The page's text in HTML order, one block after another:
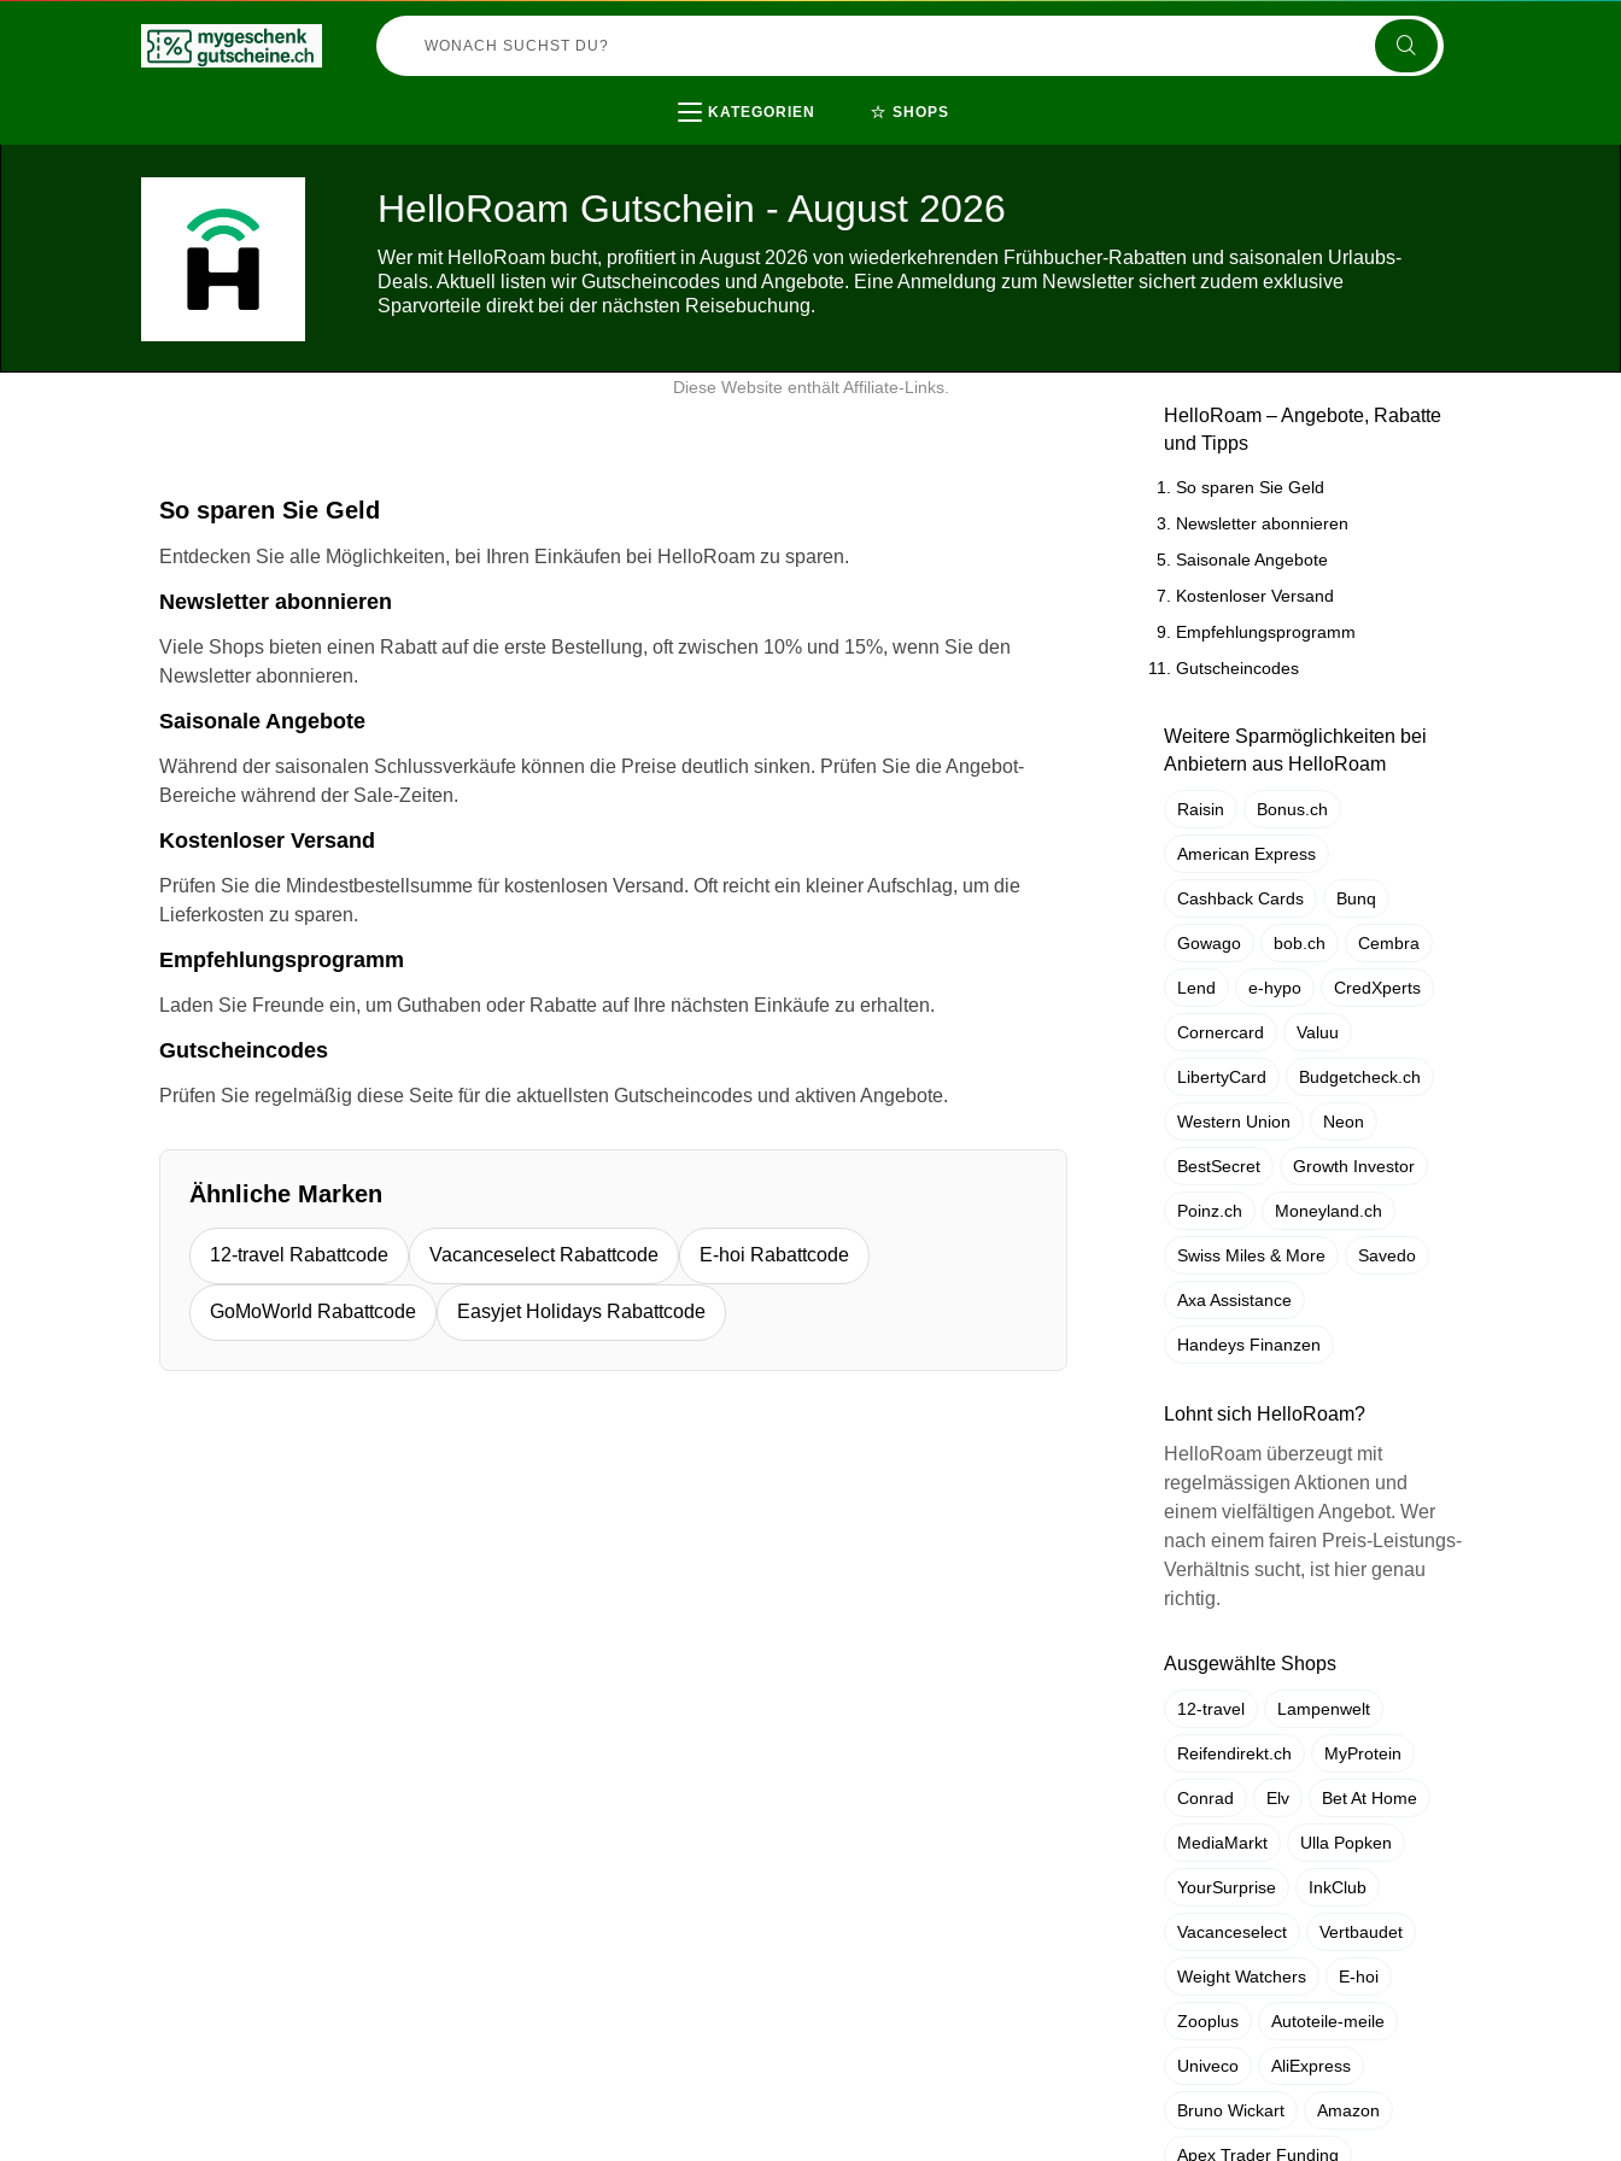
KATEGORIEN ⭐ SHOPS
HelloRoam Gutschein - August 2026
Wer mit HelloRoam bucht, profitiert in August 2026 von wiederkehrenden Frühbucher-Rabatten und saisonalen Urlaubs-
Deals. Aktuell listen wir Gutscheincodes und Angebote. Eine Anmeldung zum Newsletter sichert zudem exklusive
Sparvorteile direkt bei der nächsten Reisebuchung.
Diese Website enthält Affiliate-Links.
So sparen Sie Geld
Entdecken Sie alle Möglichkeiten, bei Ihren Einkäufen bei HelloRoam zu sparen.
Newsletter abonnieren
Viele Shops bieten einen Rabatt auf die erste Bestellung, oft zwischen 10% und 15%, wenn Sie den
Newsletter abonnieren.
Saisonale Angebote
Während der saisonalen Schlussverkäufe können die Preise deutlich sinken. Prüfen Sie die Angebot-
Bereiche während der Sale-Zeiten.
Kostenloser Versand
Prüfen Sie die Mindestbestellsumme für kostenlosen Versand. Oft reicht ein kleiner Aufschlag, um die
Lieferkosten zu sparen.
Empfehlungsprogramm
Laden Sie Freunde ein, um Guthaben oder Rabatte auf Ihre nächsten Einkäufe zu erhalten.
Gutscheincodes
Prüfen Sie regelmäßig diese Seite für die aktuellsten Gutscheincodes und aktiven Angebote.
Ähnliche Marken
12-travel Rabattcode Vacanceselect Rabattcode E-hoi Rabattcode
GoMoWorld Rabattcode Easyjet Holidays Rabattcode
HelloRoam – Angebote, Rabatte
und Tipps
So sparen Sie Geld
Newsletter abonnieren
Saisonale Angebote
Kostenloser Versand
Empfehlungsprogramm
Gutscheincodes
Weitere Sparmöglichkeiten bei
Anbietern aus HelloRoam
Raisin Bonus.ch
American Express
Cashback Cards Bunq
Gowago bob.ch Cembra
Lend e-hypo CredXperts
Cornercard Valuu
LibertyCard Budgetcheck.ch
Western Union Neon
BestSecret Growth Investor
Poinz.ch Moneyland.ch
Swiss Miles & More Savedo
Axa Assistance
Handeys Finanzen
Lohnt sich HelloRoam?
HelloRoam überzeugt mit
regelmässigen Aktionen und
einem vielfältigen Angebot. Wer
nach einem fairen Preis-Leistungs-
Verhältnis sucht, ist hier genau
richtig.
Ausgewählte Shops
12-travel Lampenwelt
Reifendirekt.ch MyProtein
Conrad Elv Bet At Home
MediaMarkt Ulla Popken
YourSurprise InkClub
Vacanceselect Vertbaudet
Weight Watchers E-hoi
Zooplus Autoteile-meile
Univeco AliExpress
Bruno Wickart Amazon
Apex Trader Funding